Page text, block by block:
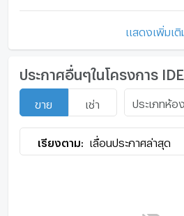
แสดงเพิ่มเติ
ประกาศอื่นๆในโครงการ
ขาย เช่า ประเภทห้อง
เรียงตาม: เลื่อนประกาศล่าสุด